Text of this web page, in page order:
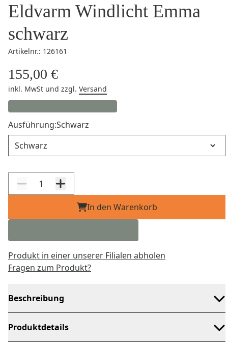
Eldvarm Windlicht Emma
schwarz
Artikelnr.: 126161
155,00 €
inkl. MwSt und zzgl. Versand
Ausführung:Schwarz
In den Warenkorb
Produkt in einer unserer Filialen abholen
Fragen zum Produkt?
Beschreibung
Produktdetails